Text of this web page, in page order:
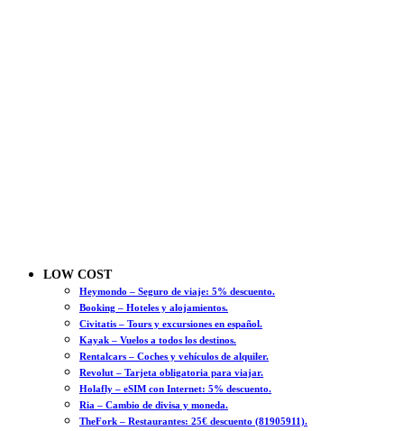
LOW COST
Heymondo – Seguro de viaje: 5% descuento.
Booking – Hoteles y alojamientos.
Civitatis – Tours y excursiones en español.
Kayak – Vuelos a todos los destinos.
Rentalcars – Coches y vehículos de alquiler.
Revolut – Tarjeta obligatoria para viajar.
Holafly – eSIM con Internet: 5% descuento.
Ria – Cambio de divisa y moneda.
TheFork – Restaurantes: 25€ descuento (81905911).